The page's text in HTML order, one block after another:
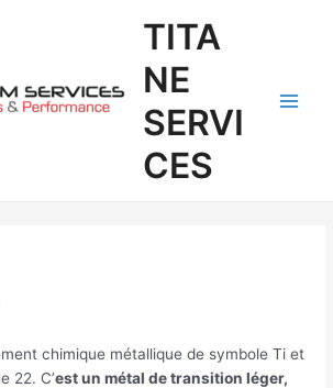
TITA
NE
SERVI
CES
chimique métallique de symbole Ti et
22. C’est un métal de transition léger,